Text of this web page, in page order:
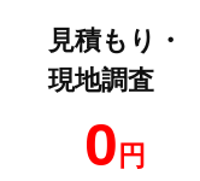
見積もり・
現地調査
0 円